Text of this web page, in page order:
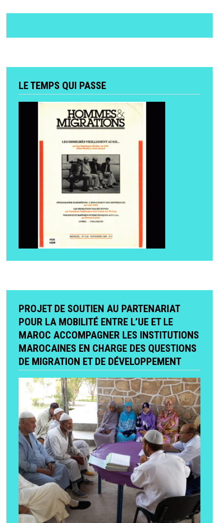
LE TEMPS QUI PASSE
PROJET DE SOUTIEN AU PARTENARIAT
POUR LA MOBILITÉ ENTRE L’UE ET LE
MAROC ACCOMPAGNER LES INSTITUTIONS
MAROCAINES EN CHARGE DES QUESTIONS
DE MIGRATION ET DE DÉVELOPPEMENT